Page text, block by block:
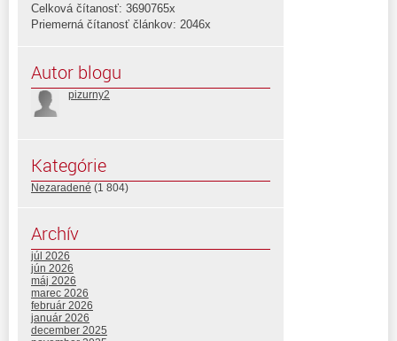
Celková čítanosť: 3690765x
Priemerná čítanosť článkov: 2046x
Autor blogu
pizurny2
Kategórie
Nezaradené (1 804)
Archív
júl 2026
jún 2026
máj 2026
marec 2026
február 2026
január 2026
december 2025